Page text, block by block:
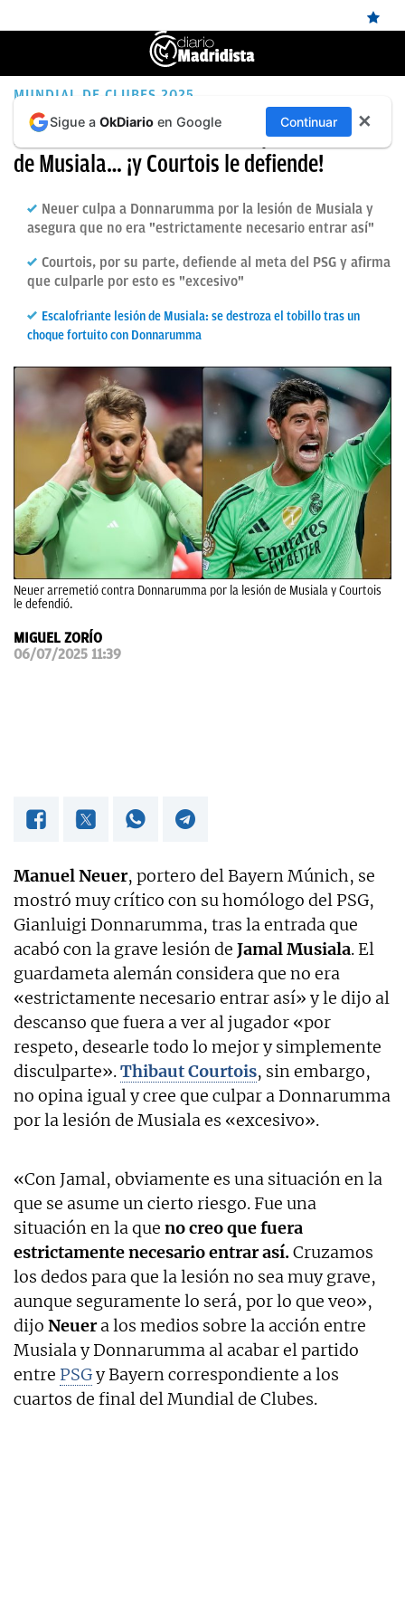
ÚLTIMAS
NOTICIAS
REAL
BALONCESTO
CANTERA
DIRECTO
PAPARAZZI
OKDIARIO
MUNDIAL DE CLUBES 2025
Neuer ataca a Donnarumma por la lesión
de Musiala… ¡y Courtois le defiende!
Neuer culpa a Donnarumma por la lesión de Musiala y
asegura que no era "estrictamente necesario entrar así"
Courtois, por su parte, defiende al meta del PSG y afirma
que culparle por esto es "excesivo"
Escalofriante lesión de Musiala: se destroza el tobillo tras un
choque fortuito con Donnarumma
Neuer arremetió contra Donnarumma por la lesión de Musiala y Courtois
le defendió.
MIGUEL ZORÍO
06/07/2025 11:39
Manuel Neuer, portero del Bayern Múnich, se
mostró muy crítico con su homólogo del PSG,
Gianluigi Donnarumma, tras la entrada que
acabó con la grave lesión de Jamal Musiala. El
guardameta alemán considera que no era
«estrictamente necesario entrar así» y le dijo al
descanso que fuera a ver al jugador «por
respeto, desearle todo lo mejor y simplemente
disculparte».Thibaut Courtois, sin embargo,
no opina igual y cree que culpar a Donnarumma
por la lesión de Musiala es «excesivo».
«Con Jamal, obviamente es una situación en la
que se asume un cierto riesgo. Fue una
situación en la que no creo que fuera
estrictamente necesario entrar así.Cruzamos
los dedos para que la lesión no sea muy grave,
aunque seguramente lo será, por lo que veo»,
dijo Neuera los medios sobre la acción entre
Musiala y Donnarumma al acabar el partido
entre PSGy Bayern correspondiente a los
cuartos de final del Mundial de Clubes.
Sigue a OkDiario en Google Continuar ✕